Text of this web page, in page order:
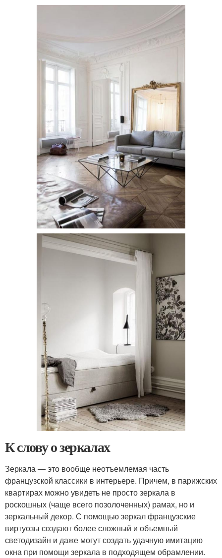
К слову о зеркалах
Зеркала — это вообще неотъемлемая часть
французской классики в интерьере. Причем, в парижских
квартирах можно увидеть не просто зеркала в
роскошных (чаще всего позолоченных) рамах, но и
зеркальный декор. С помощью зеркал французские
виртуозы создают более сложный и объемный
светодизайн и даже могут создать удачную имитацию
окна при помощи зеркала в подходящем обрамлении.